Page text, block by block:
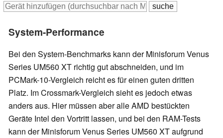
System-Performance
Bei den System-Benchmarks kann der Minisforum Venus
Series UM560 XT richtig gut abschneiden, und im
PCMark-10-Vergleich reicht es für einen guten dritten
Platz. Im Crossmark-Vergleich sieht es jedoch etwas
anders aus. Hier müssen aber alle AMD bestückten
Geräte Intel den Vortritt lassen, und bei den RAM-Tests
kann der Minisforum Venus Series UM560 XT aufgrund